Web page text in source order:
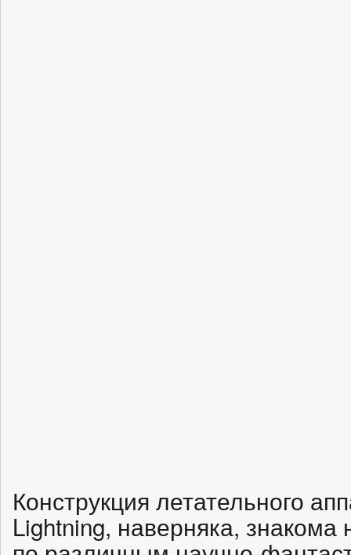
Конструкция летательного
Lightning, наверняка,